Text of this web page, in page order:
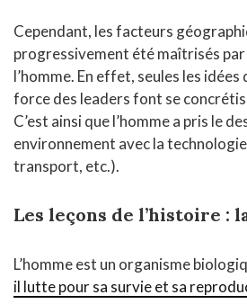
Cependant, les facteurs
progressivement été maîtrisés
l’homme. En effet, seules les
force des leaders font se
C’est ainsi que l’homme a pris le
environnement avec la
transport, etc.).
Les leçons de l’histoire :
L’homme est un organisme
il lutte pour sa survie et sa